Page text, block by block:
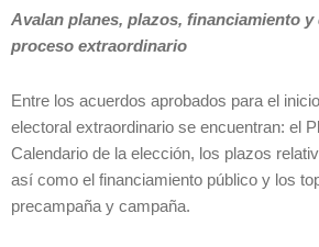
Avalan planes, plazos, financiamiento
proceso extraordinario
Entre los acuerdos aprobados para el
electoral extraordinario se encuentran: el
Calendario de la elección, los plazos
así como el financiamiento público y los
precampaña y campaña.